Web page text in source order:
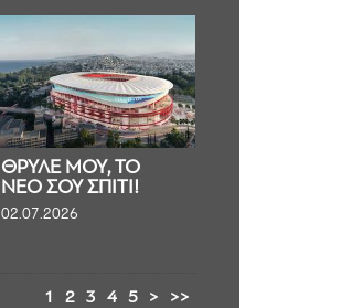
ΘΡΥΛΕ ΜΟΥ, ΤΟ
ΝΕΟ ΣΟΥ ΣΠΙΤΙ!
02.07.2026
1 2 3 4 5 > >>